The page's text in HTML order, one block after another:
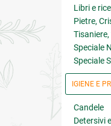
Libri e
Pietre,
Speciale
Speciale
IGIENE E
Candele
Detersivi